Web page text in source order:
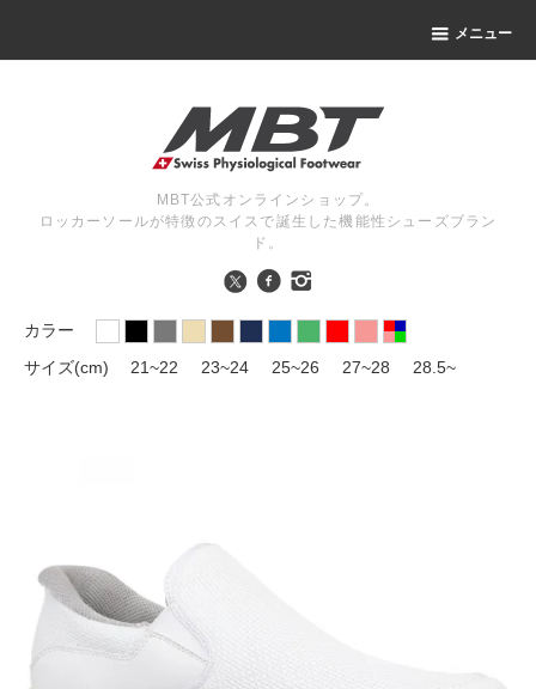
メニュー
MBT公式オンラインショップ。
ロッカーソールが特徴のスイスで誕生した機能性シューズブラン
ド。
カラー
サイズ(cm)
21~22 23~24 25~26 27~28 28.5~